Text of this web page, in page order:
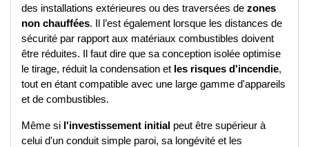
des installations extérieures ou des traversées de zones
non chauffées. Il l’est également lorsque les distances de
sécurité par rapport aux matériaux combustibles doivent
être réduites. Il faut dire que sa conception isolée optimise
le tirage, réduit la condensation et les risques d'incendie,
tout en étant compatible avec une large gamme d'appareils
et de combustibles.
Même si l'investissement initial peut être supérieur à
celui d'un conduit simple paroi, sa longévité et les